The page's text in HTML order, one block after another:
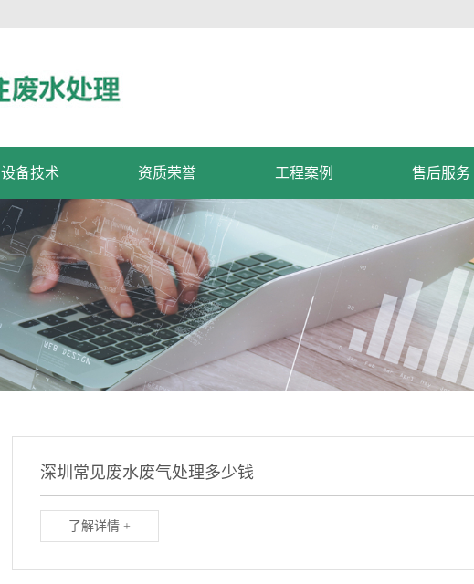
设备技术 资质荣誉 工程案例 售后服务
深圳常见废水废气处理多少钱
了解详情 +